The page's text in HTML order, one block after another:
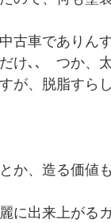
古車でありん
け､､ つか、
が、脱脂すら
か、造る価値
に出来上がる